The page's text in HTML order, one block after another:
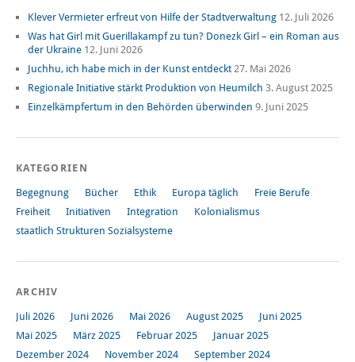
Klever Vermieter erfreut von Hilfe der Stadtverwaltung 12. Juli 2026
Was hat Girl mit Guerillakampf zu tun? Donezk Girl – ein Roman aus
der Ukraine 12. Juni 2026
Juchhu, ich habe mich in der Kunst entdeckt 27. Mai 2026
Regionale Initiative stärkt Produktion von Heumilch 3. August 2025
Einzelkämpfertum in den Behörden überwinden 9. Juni 2025
KATEGORIEN
Begegnung Bücher Ethik Europa täglich
Freie Berufe
Freiheit
Initiativen Integration
Kolonialismus
staatlich Strukturen Sozialsysteme
ARCHIV
Juli 2026 Juni 2026 Mai 2026 August 2025
Juni 2025
Mai 2025
März 2025 Februar 2025
Januar 2025
Dezember 2024
November 2024
September 2024